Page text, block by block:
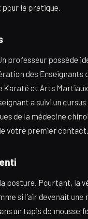
la pratique.
professeur possède
des Enseignants
Karaté et Arts
a suivi un
de la médecine
votre premier contact.
posture. Pourtant, la
si l’air devenait
un tapis de mousse